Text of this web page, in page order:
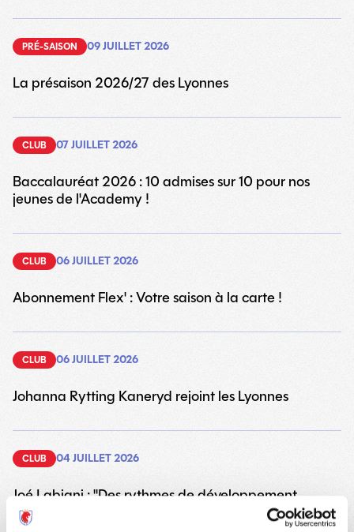
PRÉ-SAISON 09 JUILLET 2026
La présaison 2026/27 des Lyonnes
CLUB 07 JUILLET 2026
Baccalauréat 2026 : 10 admises sur 10 pour nos
jeunes de l'Academy !
CLUB 06 JUILLET 2026
Abonnement Flex' : Votre saison à la carte !
CLUB 06 JUILLET 2026
Johanna Rytting Kaneryd rejoint les Lyonnes
CLUB 04 JUILLET 2026
Joé Labiani : "Des rythmes de développement
différents"